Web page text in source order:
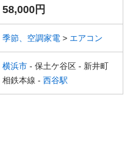
58,000円
季節、空調家電 > エアコン
横浜市 - 保土ケ谷区 - 新井町
相鉄本線 - 西谷駅